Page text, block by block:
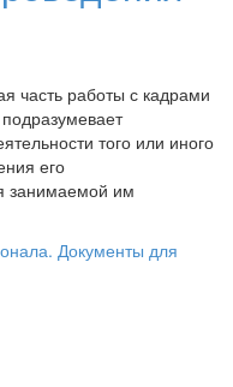
часть работы с кадрами
того или иного
его
занимаемой им
Документы для